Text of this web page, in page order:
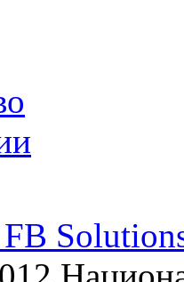
FB